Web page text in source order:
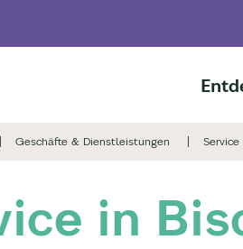
Geschäfte & Dienstleistungen Service
in